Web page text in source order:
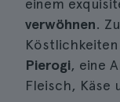
einem
verwöhnen.
Pierogi, eine
Fleisch, Käse